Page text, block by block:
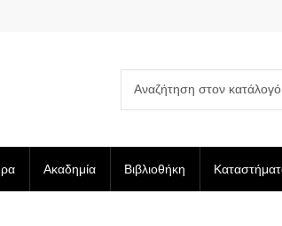
Ακαδημία Βιβλιοθήκη